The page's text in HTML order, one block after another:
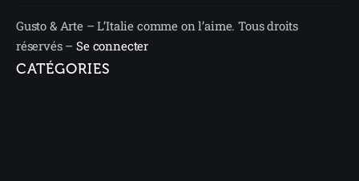
Gusto & Arte – L’Italie comme on l’aime. Tous droits
réservés –Se connecter
CATÉGORIES